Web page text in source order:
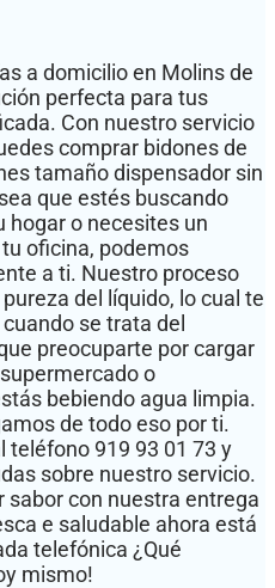
a domicilio en Molins de
perfecta para tus
Con nuestro servicio
comprar bidones de
tamaño dispensador sin
que estés buscando
hogar o necesites un
oficina, podemos
a ti. Nuestro proceso
del líquido, lo cual te
se trata del
preocuparte por cargar
o
bebiendo agua limpia.
de todo eso por ti.
teléfono 919 93 01 73 y
sobre nuestro servicio.
sabor con nuestra entrega
e saludable ahora está
telefónica ¿Qué
mismo!